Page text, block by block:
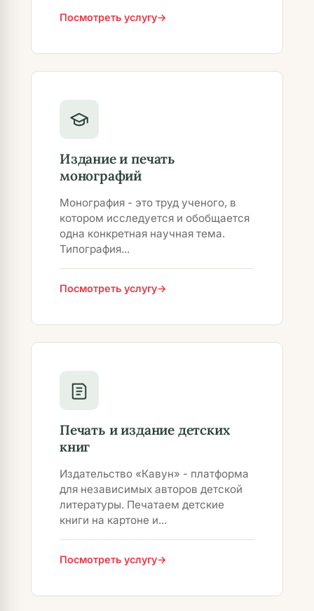
Посмотреть услугу
Издание и печать
монографий
Монография - это труд ученого, в
котором исследуется и обобщается
одна конкретная научная тема.
Типография...
Посмотреть услугу
Печать и издание детских
книг
Издательство «Кавун» - платформа
для независимых авторов детской
литературы. Печатаем детские
книги на картоне и...
Посмотреть услугу